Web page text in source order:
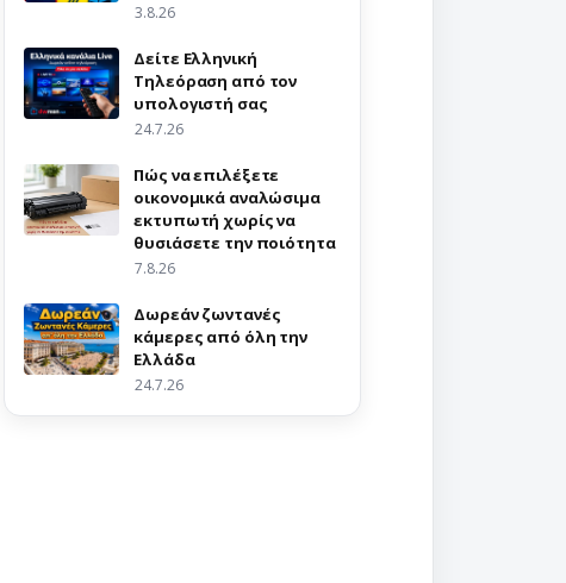
3.8.26
Δείτε Ελληνική
Τηλεόραση από τον
υπολογιστή σας
24.7.26
Πώς να επιλέξετε
οικονομικά αναλώσιμα
εκτυπωτή χωρίς να
θυσιάσετε την ποιότητα
7.8.26
Δωρεάν ζωντανές
κάμερες από όλη την
Ελλάδα
24.7.26